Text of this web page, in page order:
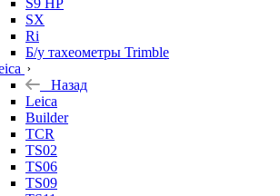
S9 HP
SX
Ri
Б/у тахеометры Trimble
Назад
Leica
Builder
TCR
TS02
TS06
TS09